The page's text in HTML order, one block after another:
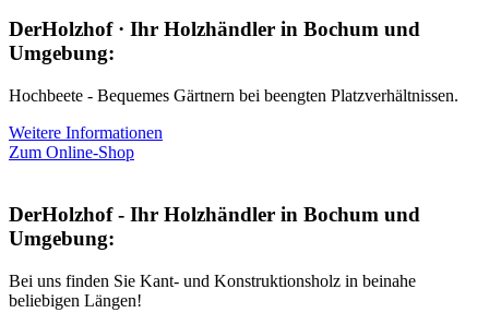
DerHolzhof · Ihr Holzhändler in Bochum und
Umgebung:
Hochbeete - Bequemes Gärtnern bei beengten Platzverhältnissen.
Weitere Informationen
Zum Online-Shop
DerHolzhof - Ihr Holzhändler in Bochum und
Umgebung:
Bei uns finden Sie Kant- und Konstruktionsholz in beinahe
beliebigen Längen!